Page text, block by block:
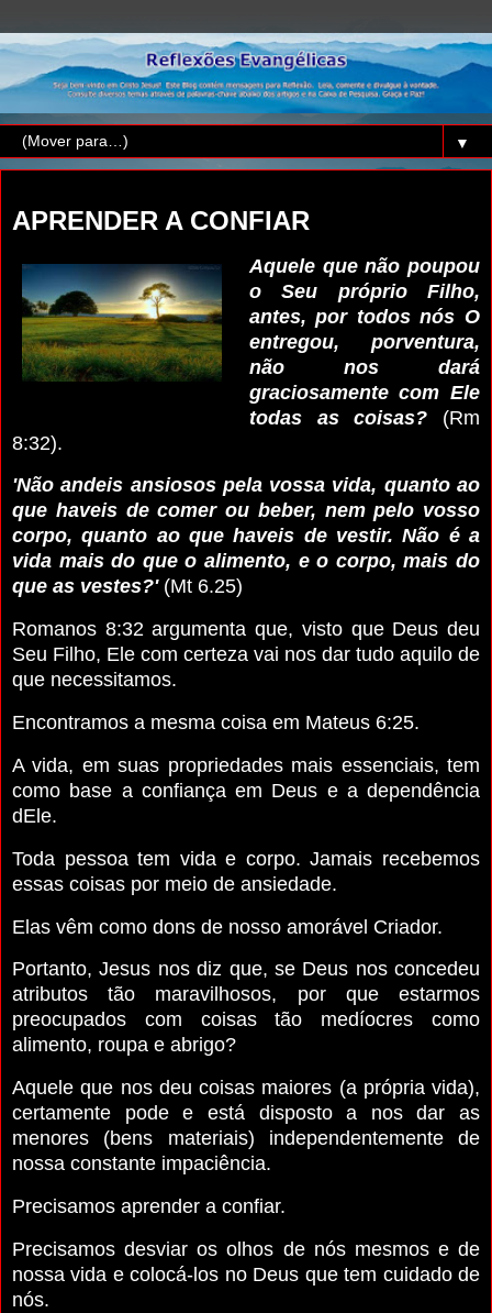
▼
APRENDER A CONFIAR
Aquele que não poupou
o Seu próprio Filho,
antes, por todos nós O
entregou, porventura,
não nos dará
graciosamente com Ele
todas as coisas? (Rm
8:32).
'Não andeis ansiosos pela vossa vida, quanto ao
que haveis de comer ou beber, nem pelo vosso
corpo, quanto ao que haveis de vestir. Não é a
vida mais do que o alimento, e o corpo, mais do
que as vestes?'(Mt 6.25)
Romanos 8:32 argumenta que, visto que Deus deu
Seu Filho, Ele com certeza vai nos dar tudo aquilo de
que necessitamos.
Encontramos a mesma coisa em Mateus 6:25.
A vida, em suas propriedades mais essenciais, tem
como base a confiança em Deus e a dependência
dEle.
Toda pessoa tem vida e corpo. Jamais recebemos
essas coisas por meio de ansiedade.
Elas vêm como dons de nosso amorável Criador.
Portanto, Jesus nos diz que, se Deus nos concedeu
atributos tão maravilhosos, por que estarmos
preocupados com coisas tão medíocres como
alimento, roupa e abrigo?
Aquele que nos deu coisas maiores (a própria vida),
certamente pode e está disposto a nos dar as
menores (bens materiais) independentemente de
nossa constante impaciência.
Precisamos aprender a confiar.
Precisamos desviar os olhos de nós mesmos e de
nossa vida e colocá-los no Deus que tem cuidado de
nós.